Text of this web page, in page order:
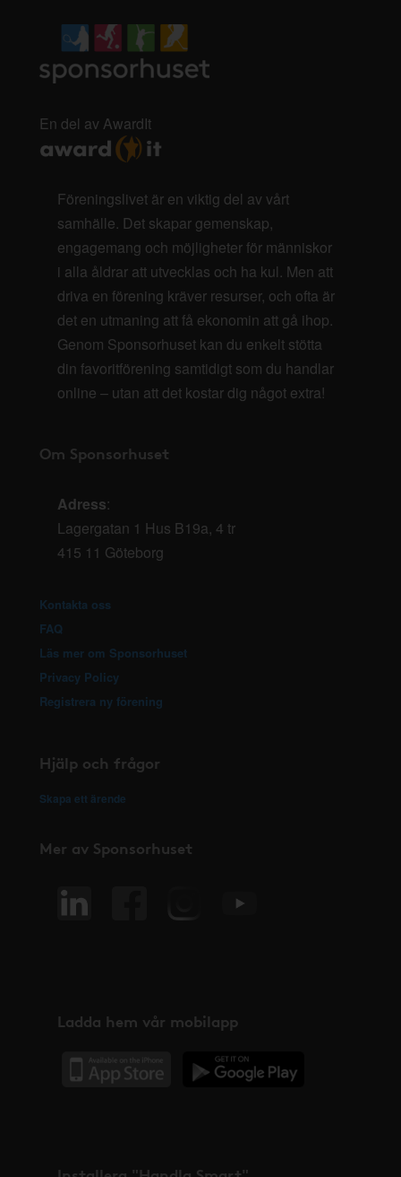
En del av AwardIt
Föreningslivet är en viktig del av vårt
samhälle. Det skapar gemenskap,
engagemang och möjligheter för människor
i alla åldrar att utvecklas och ha kul. Men att
driva en förening kräver resurser, och ofta är
det en utmaning att få ekonomin att gå ihop.
Genom Sponsorhuset kan du enkelt stötta
din favoritförening samtidigt som du handlar
online – utan att det kostar dig något extra!
Om Sponsorhuset
Adress:
Lagergatan 1 Hus B19a, 4 tr
415 11 Göteborg
Kontakta oss
FAQ
Läs mer om Sponsorhuset
Privacy Policy
Registrera ny förening
Hjälp och frågor
Skapa ett ärende
Mer av Sponsorhuset
Ladda hem vår mobilapp